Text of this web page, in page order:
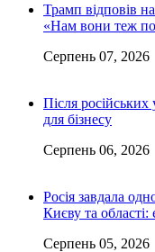
Трамп відповів
«Нам вони теж
Серпень 07, 2026
Після російських
для бізнесу
Серпень 06, 2026
Росія завдала
Києву та
Серпень 05, 2026